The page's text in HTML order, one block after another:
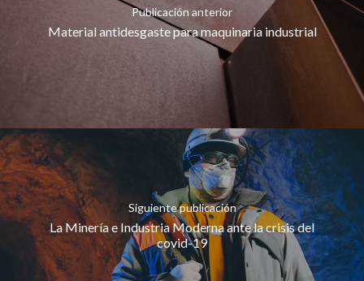
Publicación anterior
Material antidesgaste para maquinaria industrial
Siguiente publicación
La Minería e Industria Moderna ante la crisis del
covid-19